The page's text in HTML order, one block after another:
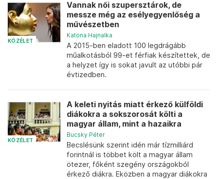
KÖZÉLET
Vannak női szupersztárok, de
messze még az esélyegyenlőség a
művészetben
Katona Hajnalka
A 2015-ben eladott 100 legdrágább
műalkotásból 99-et férfiak készítettek, de
a helyzet így is sokat javult az utóbbi pár
évtizedben.
KÖZÉLET
A keleti nyitás miatt érkező külföldi
diákokra a sokszorosát költi a
magyar állam, mint a hazaikra
Bucsky Péter
Becslésünk szerint idén már tízmilliárd
forintnál is többet költ a magyar állam
ötezer, főként szegény országokból
érkező diákra. Eközben a magyar diákokra